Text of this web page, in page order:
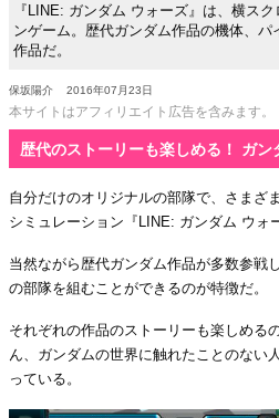
『LINE: ガンダム ウォーズ』は、横ス
ンゲーム。歴代ガンダム作品の機体、
作品だ。
保坂陽介 2016年07月23日
本サイトはアフィリエイト広告を含みます。
歴代のストーリーも楽しめる！ ガ
自分だけのオリジナルの部隊で、さまざ
シミュレーション『LINE: ガンダム ウォ
当然ながら歴代ガンダム作品が多数参戦
の部隊を組むことができるのが特徴だ。
それぞれの作品のストーリーも楽しめる
ん、ガンダムの世界に触れたことのない
っている。